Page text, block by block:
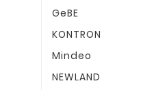
GeBE
KONTRON
Mindeo
NEWLAND